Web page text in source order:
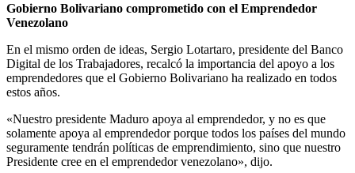
Gobierno Bolivariano comprometido con el Emprendedor
Venezolano
En el mismo orden de ideas, Sergio Lotartaro, presidente del Banco
Digital de los Trabajadores, recalcó la importancia del apoyo a los
emprendedores que el Gobierno Bolivariano ha realizado en todos
estos años.
«Nuestro presidente Maduro apoya al emprendedor, y no es que
solamente apoya al emprendedor porque todos los países del mundo
seguramente tendrán políticas de emprendimiento, sino que nuestro
Presidente cree en el emprendedor venezolano», dijo.